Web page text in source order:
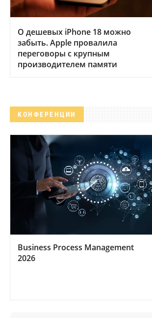
О дешевых iPhone 18 можно
забыть. Apple провалила
переговоры с крупным
производителем памяти
КОНФЕРЕНЦИИ
Business Process Management
2026